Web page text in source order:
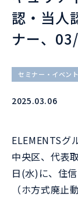
認・当人
ナー、
セミナー・イベント
2025.03.06
ELEMENTS
中央区、代表
日(水)に、住
（ホ方式廃止